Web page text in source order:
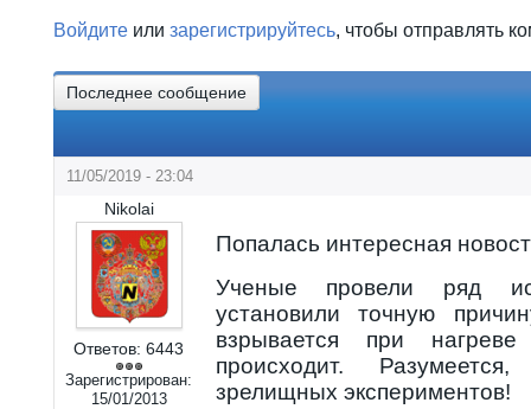
Войдите или зарегистрируйтесь, чтобы отправлять
Последнее сообщение
11/05/2019 - 23:04
Nikolai
Ответов: 6443
Зарегистрирован:
15/01/2013
Попалась интересная
Ученые провели ряд
установили точную
взрывается при
происходит.
зрелищных экспериментов!